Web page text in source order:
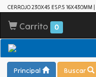
CERROJO 230X45 ESP.5 16X430MM
Carrito 0
Principal Buscar